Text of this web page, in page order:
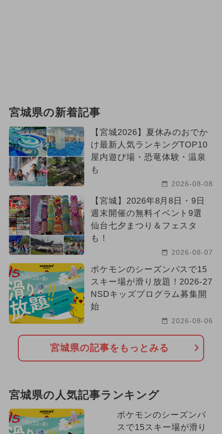
宮城県の新着記事
【宮城2026】夏休みのおでか
け最新人気ランキングTOP10
屋内遊び場・恐竜体験・温泉
も
2026-08-08
【宮城】2026年8月8日・9日
週末開催の無料イベント9選
仙台七夕まつり＆フェスタ
も！
2026-08-07
ポケモンのシーズンパスで15
スキー場が滑り放題！2026-27
NSDキッズプログラム募集開
始
2026-08-06
宮城県の記事をもっとみる
宮城県の人気記事ランキング
ポケモンのシーズンパ
スで15スキー場が滑り